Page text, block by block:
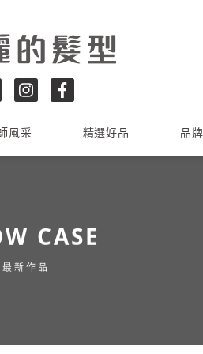
風采 精選好品 品
CASE
最新作品